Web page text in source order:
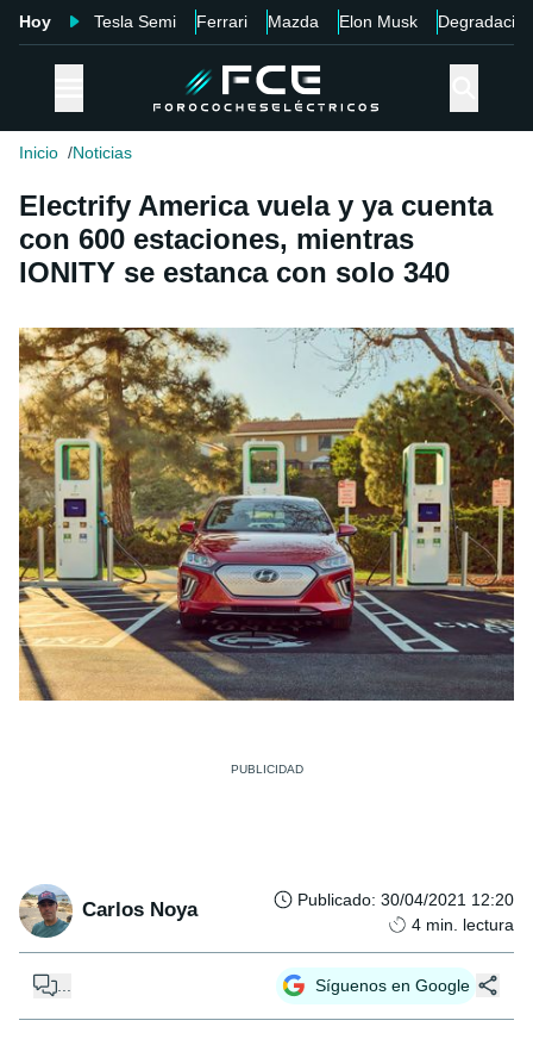
Hoy Tesla Semi Ferrari Mazda Elon Musk Degradación
Inicio Noticias
Electrify America vuela y ya cuenta
con 600 estaciones, mientras
IONITY se estanca con solo 340
Carlos Noya Publicado: 30/04/2021 12:20
4 min. lectura
Síguenos en Google